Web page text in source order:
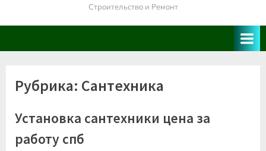
Строительство и Ремонт
Рубрика: Сантехника
Установка сантехники цена за
работу спб